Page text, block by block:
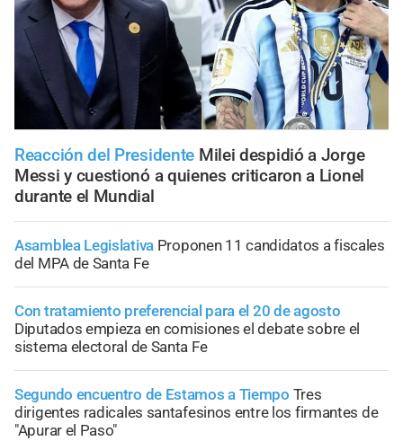
Reacción del Presidente Milei despidió a Jorge
Messi y cuestionó a quienes criticaron a Lionel
durante el Mundial
Asamblea Legislativa Proponen 11 candidatos a fiscales
del MPA de Santa Fe
Con tratamiento preferencial para el 20 de agosto
Diputados empieza en comisiones el debate sobre el
sistema electoral de Santa Fe
Segundo encuentro de Estamos a Tiempo Tres
dirigentes radicales santafesinos entre los firmantes de
"Apurar el Paso"